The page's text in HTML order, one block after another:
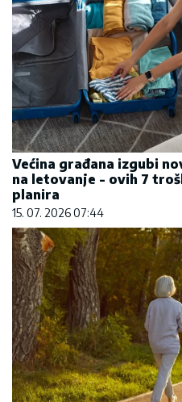
Većina građana izgubi
na letovanje - ovih 7
planira
15. 07. 2026 07:44